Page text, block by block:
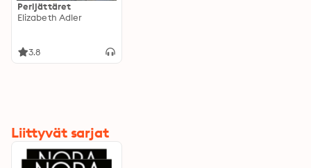
Perijättäret
Elizabeth Adler
3.8
Liittyvät sarjat